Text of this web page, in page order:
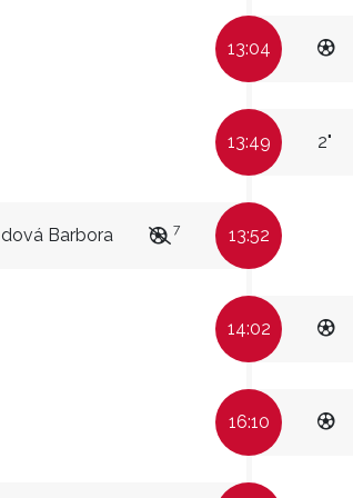
13:04
13:49 2"
Barbora 7 13:52
14:02
16:10